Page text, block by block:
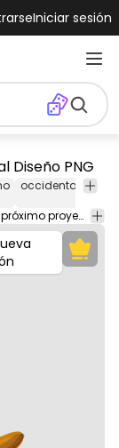
Iniciar sesión
Diseño PNG
occidental
Este diseño vaquero y oeste es perfecto para tu próximo proyecto. Úsalo en productos de merchandising, sitios web, redes sociales y más. ¡Te encantará!